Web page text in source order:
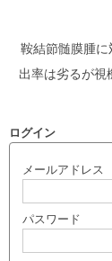
鞍結節髄膜腫
出率は劣るが視
ログイン
メールアドレス
パスワード